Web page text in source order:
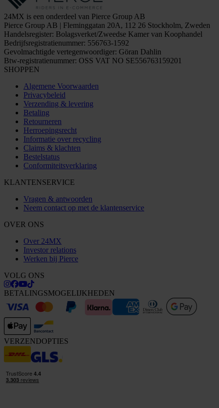
24MX is een onderdeel van Pierce Group AB
Pierce Group AB | Fleminggatan 20A, 112 26 Stockholm, Zweden
Handelsregister: Bolagsverket/Zweedse Kamer van Koophandel
Bedrijfsregistratienummer: 556763-1592
Gevolmachtigde vertegenwoordiger: Göran Dahlin
Btw-registratienummer: OSS VAT NO SE556763159201
SHOPPEN
Algemene Voorwaarden
Privacybeleid
Verzending & levering
Betaling
Retourneren
Herroepingsrecht
Informatie over recycling
Claims & klachten
Bestelstatus
Conformiteitsverklaring
KLANTENSERVICE
Vragen & antwoorden
Neem contact op met de klantenservice
OVER ONS
Over 24MX
Investor relations
Werken bij Pierce
VOLG ONS
BETALINGSMOGELIJKHEDEN
VERZENDOPTIES